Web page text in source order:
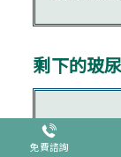
剩下的玻
玻尿酸產
能保留不
免費諮詢